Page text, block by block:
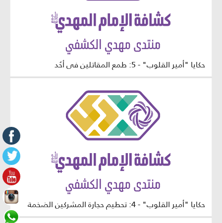
حكايا "أمير القلوب" - 5: طمع المقاتلين في أُحُد
حكايا "أمير القلوب" - 4: تحطيم حجارة المشركين الضخمة